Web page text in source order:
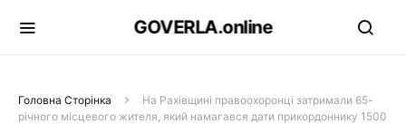
GOVERLA.online
Головна Сторінка
На Рахівщині правоохоронці затримали 65-
річного місцевого жителя, який намагався дати прикордоннику 1500